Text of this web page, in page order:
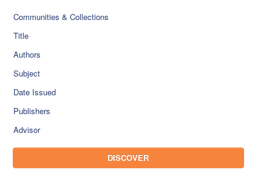
Communities & Collections
Title
Authors
Subject
Date Issued
Publishers
Advisor
DISCOVER